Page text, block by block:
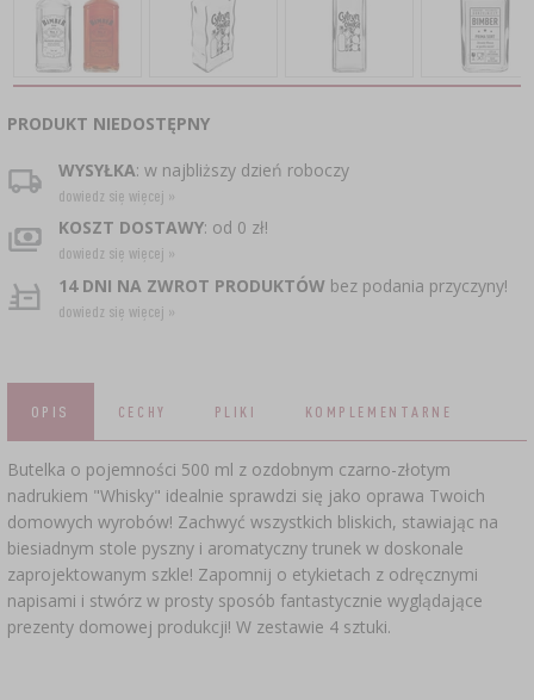
SUBSTANCJE ŻELUJĄCE DŻEMY
ZESTAWY SERWOWARSKIE
PIECZENIA
GARNKI I FORMY RZYMSKIE
MASZYNKI DO MIELENIA
AKCESORIA DO PEKLOWANIA
APLIKATORY, ZACISKARKI ›
OSŁONKI
JELITA
PEKLE, MARYNATY I ZIOŁA ›
DROŻDŻE WINIARSKIE
ŚRODKI DODATKOWE
PRASY
ROZDRABNIARKI
KORKOWANIE ›
AKCESORIA WINIARSKIE ›
MIERNIKI, WSKAŹNIKI ›
BUTELKI
DODATKI AROMATYZUJĄCE I PRZYPRAWY
LITERATURA
WĘDZENIE I GRILLOWANIE
KULTURY BAKTERII
JOGURTOWNICE
PRZYPRAWY
RURKI FERMENTACYJNE
AKCESORIA PIWOWARSKIE
KAPSLE
KAPSLOWNICE
BUTELKI
BECZKI I WORKI
KAMIONKA
BUTELKI
LEJKI
ETYKIETY
ZACISKARKI
GĄSIORY ›
ZAKRĘTKI
BECZKI I KARAFKI
DROŻDŻE GORZELNICZE
WĘGIEL AKTYWNY
SUBSTANCJE DODATKOWE
ETYKIETY
DOMKI I KARMNIKI
WĘDZARNIE I HAKI ›
NACZYNIA ŻELIWNE
PALENISKA
›
MŁYNKI I MOŹDZIERZE ›
GADŻETY DOMOWE
MOTORYZACJA
PRODUKT NIEDOSTĘPNY
WYSYŁKA: w najbliższy dzień roboczy
dowiedz się więcej »
KOSZT DOSTAWY: od 0 zł!
dowiedz się więcej »
14 DNI NA ZWROT PRODUKTÓWbez podania przyczyny!
dowiedz się więcej »
OPIS CECHY PLIKI KOMPLEMENTARNE
Butelka o pojemności 500 ml z ozdobnym czarno-złotym
nadrukiem "Whisky" idealnie sprawdzi się jako oprawa Twoich
domowych wyrobów! Zachwyć wszystkich bliskich, stawiając na
biesiadnym stole pyszny i aromatyczny trunek w doskonale
zaprojektowanym szkle! Zapomnij o etykietach z odręcznymi
napisami i stwórz w prosty sposób fantastycznie wyglądające
prezenty domowej produkcji! W zestawie 4 sztuki.